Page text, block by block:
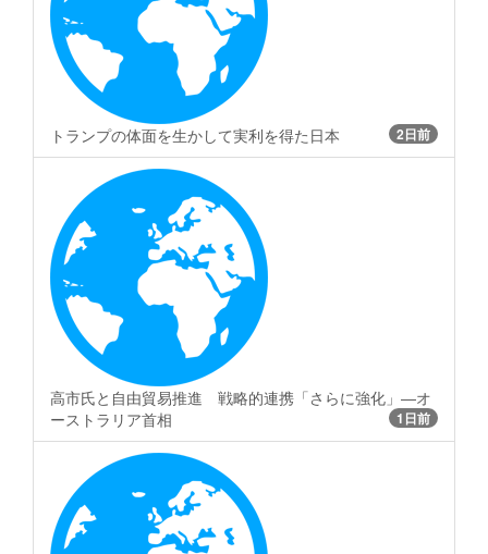
トランプの体面を生かして実利を得た日本 2日前
高市氏と自由貿易推進 戦略的連携「さらに強化」―オ
ーストラリア首相
1日前